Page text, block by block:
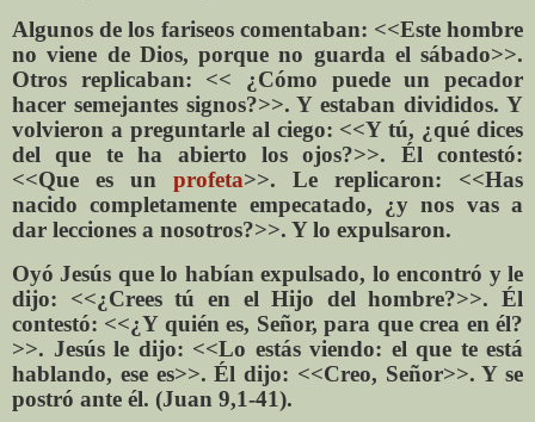
Algunos de los fariseos comentaban: <<Este hombre
no viene de Dios, porque no guarda el sábado>>.
Otros replicaban: << ¿Cómo puede un pecador
hacer semejantes signos?>>. Y estaban divididos. Y
volvieron a preguntarle al ciego: <<Y tú, ¿qué dices
del que te ha abierto los ojos?>>. Él contestó:
<<Que es un profeta>>. Le replicaron: <<Has
nacido completamente empecatado, ¿y nos vas a
dar lecciones a nosotros?>>. Y lo expulsaron.
Oyó Jesús que lo habían expulsado, lo encontró y le
dijo: <<¿Crees tú en el Hijo del hombre?>>. Él
contestó: <<¿Y quién es, Señor, para que crea en él?
>>. Jesús le dijo: <<Lo estás viendo: el que te está
hablando, ese es>>. Él dijo: <<Creo, Señor>>. Y se
postró ante él. (Juan 9,1-41).